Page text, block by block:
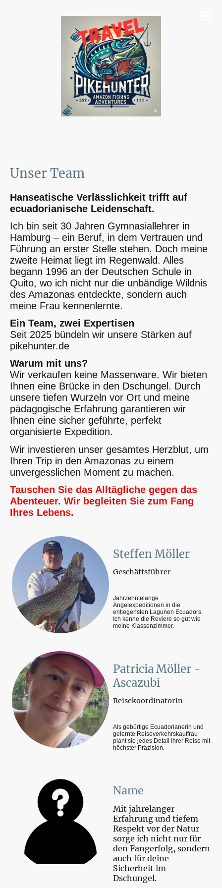
Unser Team
Hanseatische Verlässlichkeit trifft auf
ecuadorianische Leidenschaft.
Ich bin seit 30 Jahren Gymnasiallehrer in
Hamburg – ein Beruf, in dem Vertrauen und
Führung an erster Stelle stehen. Doch meine
zweite Heimat liegt im Regenwald. Alles
begann 1996 an der Deutschen Schule in
Quito, wo ich nicht nur die unbändige Wildnis
des Amazonas entdeckte, sondern auch
meine Frau kennenlernte.
Ein Team, zwei Expertisen
Seit 2025 bündeln wir unsere Stärken auf
pikehunter.de
Warum mit uns?
Wir verkaufen keine Massenware. Wir bieten
Ihnen eine Brücke in den Dschungel. Durch
unsere tiefen Wurzeln vor Ort und meine
pädagogische Erfahrung garantieren wir
Ihnen eine sicher geführte, perfekt
organisierte Expedition.
Wir investieren unser gesamtes Herzblut, um
Ihren Trip in den Amazonas zu einem
unvergesslichen Moment zu machen.
Tauschen Sie das Alltägliche gegen das
Abenteuer. Wir begleiten Sie zum Fang
Ihres Lebens.
Steffen Möller
Geschäftsführer
Jahrzehntelange
Angelexpeditionen in die
entlegensten Lagunen Ecuadors.
Ich kenne die Reviere so gut wie
meine Klassenzimmer.
Patricia Möller -
Ascazubi
Reisekoordinatorin
Als gebürtige Ecuadorianerin und
gelernte Reiseverkehrskauffrau
plant sie jedes Detail Ihrer Reise mit
höchster Präzision.
Name
Mit jahrelanger
Erfahrung und tiefem
Respekt vor der Natur
sorge ich nicht nur für
den Fangerfolg, sondern
auch für deine
Sicherheit im
Dschungel.